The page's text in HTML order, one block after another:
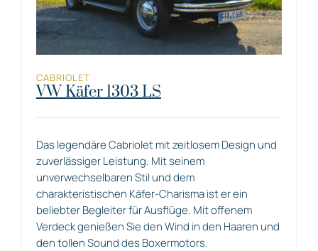
CABRIOLET
VW Käfer 1303 LS
Das legendäre Cabriolet mit zeitlosem Design und
zuverlässiger Leistung. Mit seinem
unverwechselbaren Stil und dem
charakteristischen Käfer-Charisma ist er ein
beliebter Begleiter für Ausflüge. Mit offenem
Verdeck genießen Sie den Wind in den Haaren und
den tollen Sound des Boxermotors.